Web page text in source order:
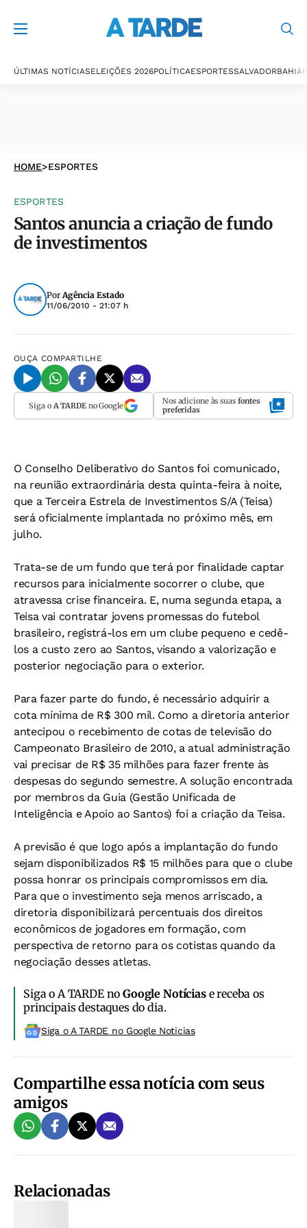
ÚLTIMAS NOTÍCIASELEIÇÕES 2026POLÍTICAESPORTESSALVADORBAHIA
HOME>ESPORTES
ESPORTES
Santos anuncia a criação de fundo
de investimentos
PorAgência Estado
11/06/2010 - 21:07 h
OUÇA COMPARTILHE
Siga o A TARDEno Google Nos adicione às suas fontes
preferidas
O Conselho Deliberativo do Santos foi comunicado,
na reunião extraordinária desta quinta-feira à noite,
que a Terceira Estrela de Investimentos S/A (Teisa)
será oficialmente implantada no próximo mês, em
julho.
Trata-se de um fundo que terá por finalidade captar
recursos para inicialmente socorrer o clube, que
atravessa crise financeira. E, numa segunda etapa, a
Teisa vai contratar jovens promessas do futebol
brasileiro, registrá-los em um clube pequeno e cedê-
los a custo zero ao Santos, visando a valorização e
posterior negociação para o exterior.
Para fazer parte do fundo, é necessário adquirir a
cota mínima de R$ 300 mil. Como a diretoria anterior
antecipou o recebimento de cotas de televisão do
Campeonato Brasileiro de 2010, a atual administração
vai precisar de R$ 35 milhões para fazer frente às
despesas do segundo semestre. A solução encontrada
por membros da Guia (Gestão Unificada de
Inteligência e Apoio ao Santos) foi a criação da Teisa.
A previsão é que logo após a implantação do fundo
sejam disponibilizados R$ 15 milhões para que o clube
possa honrar os principais compromissos em dia.
Para que o investimento seja menos arriscado, a
diretoria disponibilizará percentuais dos direitos
econômicos de jogadores em formação, com
perspectiva de retorno para os cotistas quando da
negociação desses atletas.
Siga o A TARDE noGoogle Notíciase receba os
principais destaques do dia.
Siga o A TARDE no Google Noticias
Compartilhe essa notícia com seus
amigos
Relacionadas